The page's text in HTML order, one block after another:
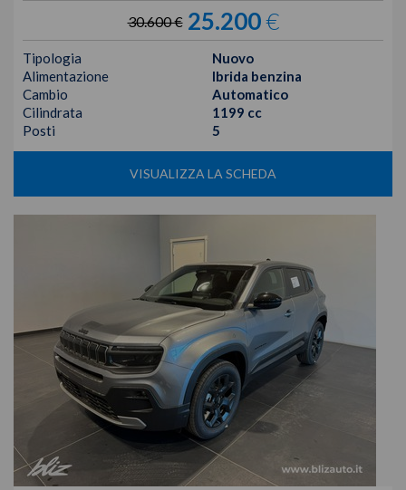
30.600 € 25.200€
Tipologia
Nuovo
Alimentazione
Ibrida benzina
Cambio
Automatico
Cilindrata
1199 cc
Posti
5
VISUALIZZA LA SCHEDA